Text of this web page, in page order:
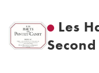
Les